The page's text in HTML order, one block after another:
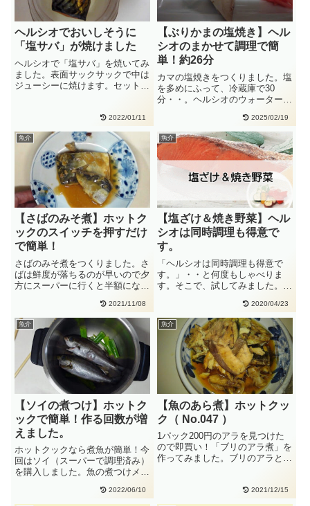
ヘルシオでおいしそうに
「塩サバ」が焼けました
ヘルシオで「塩サバ」を焼いてみ
ました。表面サックサックで中は
ジューシーに焼けます。セットし
2022/01/11
【ぶりかまの塩焼き】ヘル
シオのまかせて調理で簡
単！約26分
カマの塩焼きをつくりました。塩
を多めにふって、冷蔵庫で30
分・・。ヘルシオのウォーターグ
2025/02/19
魚介
【さばのみそ煮】ホットク
ックのスイッチを押すだけ
で簡単！
さばのみそ煮をつくりました。さ
ばは鮮度が落ちるのが早いので夕
方にスーパーに行くと半額になっ
2021/11/08
魚介
【塩ざけ＆焼き野菜】ヘル
シオは同時調理も得意で
す。
「ヘルシオは同時調理も得意で
す。」・・と何度もしゃべりま
す。そこで、試してみました。野
2020/04/23
魚介
【ソイの煮つけ】ホットク
ックで簡単！作る回数が増
えました。
ホットクックなら煮魚が簡単！今
回はソイ（スーパーで調理済み）
を購入しました。魚の煮つけメニ
2022/06/10
魚介
【魚のあら煮】ホットクッ
ク（ No.047 ）
1パック200円のアラを見つけた
ので即買い！「ブリのアラ煮」を
作ってみました。ブリのアラと調
2021/12/15